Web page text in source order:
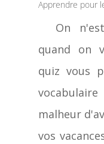
Apprendre pour
On n'est
quand on
quiz vous
malheur
vos